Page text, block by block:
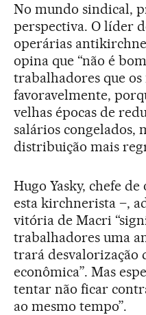
No mundo sindical,
perspectiva. O líder
operárias
opina que “não é
trabalhadores que
favoravelmente,
velhas épocas de
salários congelados,
distribuição mais
Hugo Yasky, chefe
esta kirchnerista –,
vitória de Macri
trabalhadores uma
trará desvalorização
econômica”. Mas
tentar não ficar
ao mesmo tempo”.